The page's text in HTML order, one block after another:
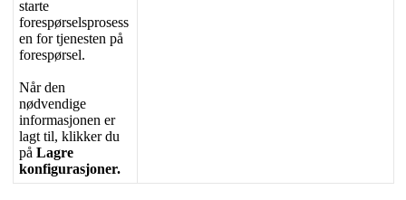
starte
forespørselsprosess
en for tjenesten på
forespørsel.
Når den
nødvendige
informasjonen er
lagt til, klikker du
på Lagre
konfigurasjoner.